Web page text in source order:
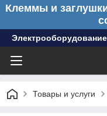
Клеммы и
Товары и услуги